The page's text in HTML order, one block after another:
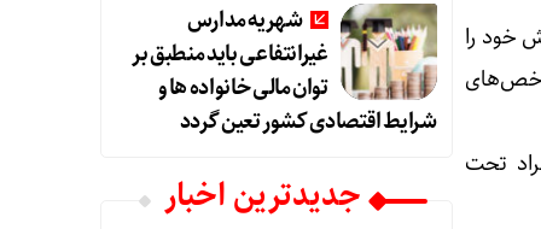
به انقلاب، نقش خود را
تحت
شهریه مدارس
غیرانتفاعی باید منطبق بر
توان مالی خانواده ها و
شرایط اقتصادی کشور تعین گردد
جديدترين اخبار